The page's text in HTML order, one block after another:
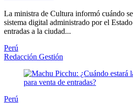
La ministra de Cultura informó cuándo
sistema digital administrado por el
entradas a la ciudad...
Perú
Redacción Gestión
Perú